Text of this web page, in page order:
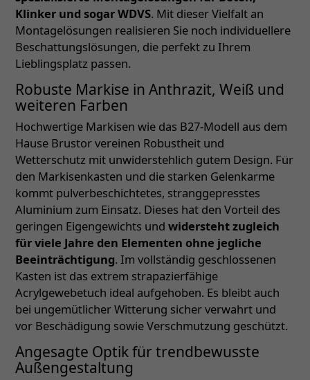
Klinker und sogar WDVS. Mit dieser Vielfalt an
Montagelösungen realisieren Sie noch individuellere
Beschattungslösungen, die perfekt zu Ihrem
Lieblingsplatz passen.
Robuste Markise in Anthrazit, Weiß und
weiteren Farben
Hochwertige Markisen wie das B27-Modell aus dem
Hause Brustor vereinen Robustheit und
Wetterschutz mit unwiderstehlich gutem Design. Für
den Markisenkasten und die starken Gelenkarme
kommt pulverbeschichtetes, stranggepresstes
Aluminium zum Einsatz. Dieses hat den Vorteil des
geringen Eigengewichts und widersteht zugleich
für viele Jahre den Elementen ohne jegliche
Beeinträchtigung. Im vollständig geschlossenen
Kasten ist das extrem strapazierfähige
Acrylgewebetuch ideal aufgehoben. Es bleibt auch
bei ungemütlicher Witterung sicher verwahrt und
vor Beschädigung sowie Verschmutzung geschützt.
Angesagte Optik für trendbewusste
Außengestaltung